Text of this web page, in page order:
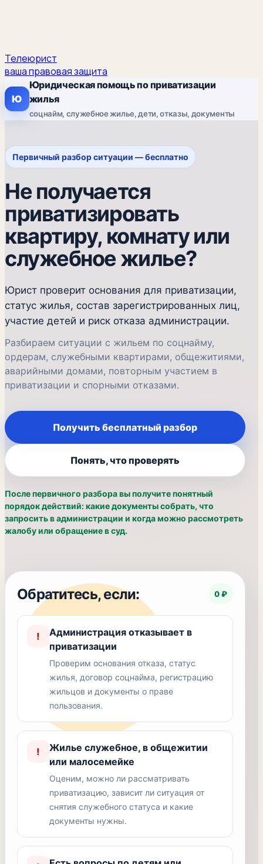
Телеюрист
ваша правовая защита
Ю
Юридическая помощь по приватизации
жилья
соцнайм, служебное жилье, дети, отказы, документы
Первичный разбор ситуации — бесплатно
Не получается
приватизировать
квартиру, комнату или
служебное жилье?
Юрист проверит основания для приватизации,
статус жилья, состав зарегистрированных лиц,
участие детей и риск отказа администрации.
Разбираем ситуации с жильем по соцнайму,
ордерам, служебными квартирами, общежитиями,
аварийными домами, повторным участием в
приватизации и спорными отказами.
Получить бесплатный разбор
Понять, что проверять
После первичного разбора вы получите понятный
порядок действий: какие документы собрать, что
запросить в администрации и когда можно рассмотреть
жалобу или обращение в суд.
Обратитесь, если: 0 ₽
!
Администрация отказывает в
приватизации
Проверим основания отказа, статус
жилья, договор соцнайма, регистрацию
жильцов и документы о праве
пользования.
!
Жилье служебное, в общежитии
или малосемейке
Оценим, можно ли рассматривать
приватизацию, зависит ли ситуация от
снятия служебного статуса и какие
документы нужны.